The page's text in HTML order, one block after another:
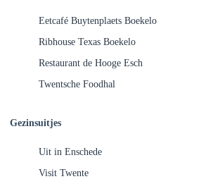
Eetcafé Buytenplaets Boekelo
Ribhouse Texas Boekelo
Restaurant de Hooge Esch
Twentsche Foodhal
Gezinsuitjes
Uit in Enschede
Visit Twente